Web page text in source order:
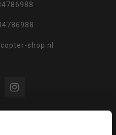
shop.nl